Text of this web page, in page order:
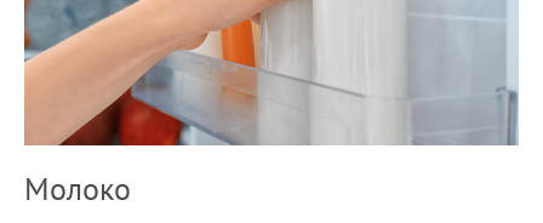
Молоко